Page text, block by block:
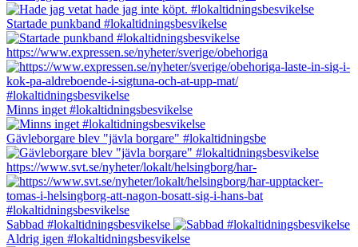
Startade punkband #lokaltidningsbesvikelse
https://www.expressen.se/nyheter/sverige/obehoriga
Minns inget #lokaltidningsbesvikelse
Gävleborgare blev "jävla borgare" #lokaltidningsbe
https://www.svt.se/nyheter/lokalt/helsingborg/har-
Sabbad #lokaltidningsbesvikelse
Aldrig igen #lokaltidningsbesvikelse